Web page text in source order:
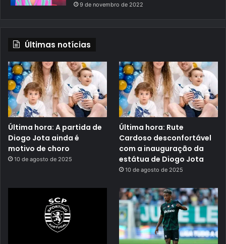
9 de novembro de 2022
Últimas notícias
Última hora: A partida de
Diogo Jota ainda é
motivo de choro
10 de agosto de 2025
Última hora: Rute
Cardoso desconfortável
com a inauguração da
estátua de Diogo Jota
10 de agosto de 2025